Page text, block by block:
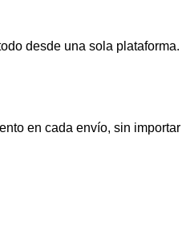
desde una sola plataforma.
en cada envío, sin importar